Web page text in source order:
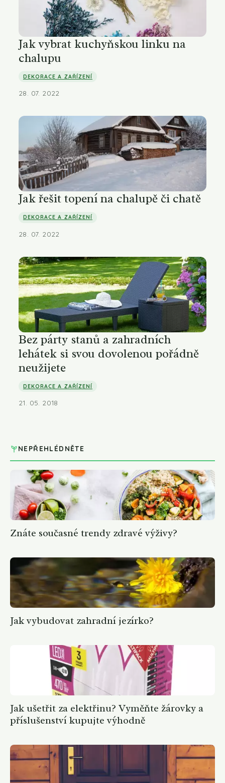
Jak vybrat kuchyňskou linku na
chalupu
DEKORACE A ZAŘÍZENÍ
28. 07. 2022
Jak řešit topení na chalupě či chatě
DEKORACE A ZAŘÍZENÍ
28. 07. 2022
Bez párty stanů a zahradních
lehátek si svou dovolenou pořádně
neužijete
DEKORACE A ZAŘÍZENÍ
21. 05. 2018
NEPŘEHLÉDNĚTE
Znáte současné trendy zdravé výživy?
Jak vybudovat zahradní jezírko?
Jak ušetřit za elektřinu? Vyměňte žárovky a
příslušenství kupujte výhodně